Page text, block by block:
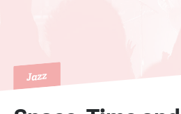
Jazz